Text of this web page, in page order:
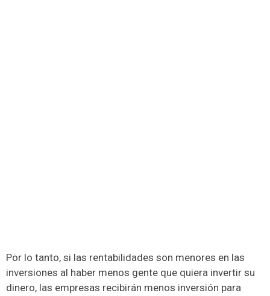
Por lo tanto, si las rentabilidades son menores en las
inversiones al haber menos gente que quiera invertir su
dinero, las empresas recibirán menos inversión para